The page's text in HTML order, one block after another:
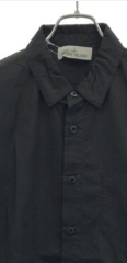
ームロゴロング